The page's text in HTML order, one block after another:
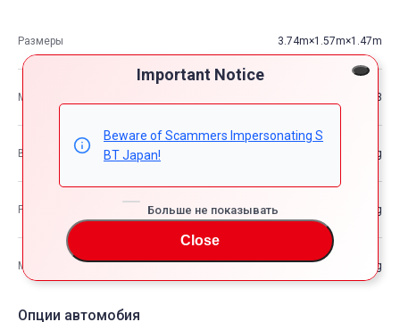
Important Notice
Beware of Scammers Impersonating S
BT Japan!
Больше не показывать
Close
Размеры 3.74m×1.57m×1.47m
М3 8.63
Вес автомобиля —kg
Разрешенная максимальная масса транспортного средства —kg
Максимальная грузоподъемность —kg
Опции автомобия